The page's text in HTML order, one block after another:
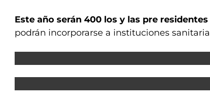
Este año serán 400 los y las pre
podrán incorporarse a instituciones